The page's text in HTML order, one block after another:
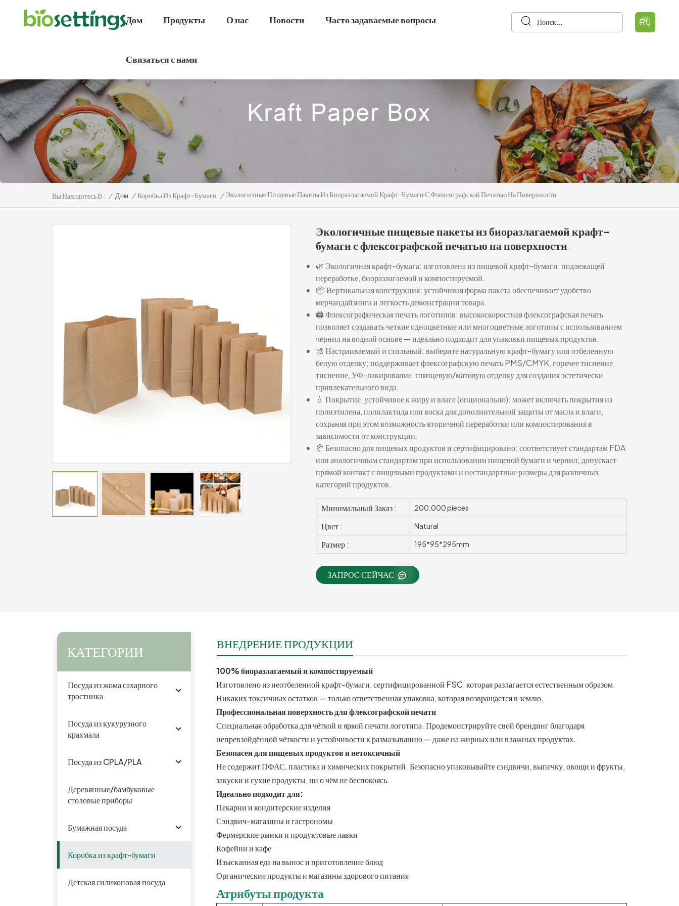
Дом Продукты О нас Новости Часто задаваемые вопросы
Связаться с нами
RU
Вы Находитесь В : / Дом / Коробка Из Крафт-Бумаги / Экологичные Пищевые Пакеты Из Биоразлагаемой Крафт-Бумаги С Флексографской Печатью На Поверхности
Экологичные пищевые пакеты из биоразлагаемой крафт-
бумаги с флексографской печатью на поверхности
🌿 Экологичная крафт-бумага: изготовлена из пищевой крафт-бумаги, подлежащей
переработке, биоразлагаемой и компостируемой.
📦 Вертикальная конструкция: устойчивая форма пакета обеспечивает удобство
мерчандайзинга и легкость демонстрации товара.
🖨️ Флексографическая печать логотипов: высокоскоростная флексографская печать
позволяет создавать четкие одноцветные или многоцветные логотипы с использованием
чернил на водной основе — идеально подходит для упаковки пищевых продуктов.
🎨 Настраиваемый и стильный: выберите натуральную крафт-бумагу или отбеленную
белую отделку; поддерживает флексографскую печать PMS/CMYK, горячее тиснение,
тиснение, УФ-лакирование, глянцевую/матовую отделку для создания эстетически
привлекательного вида.
💧 Покрытие, устойчивое к жиру и влаге (опционально): может включать покрытия из
полиэтилена, полилактида или воска для дополнительной защиты от масла и влаги,
сохраняя при этом возможность вторичной переработки или компостирования в
зависимости от конструкции.
🥐 Безопасно для пищевых продуктов и сертифицировано: соответствует стандартам FDA
или аналогичным стандартам при использовании пищевой бумаги и чернил; допускает
прямой контакт с пищевыми продуктами и нестандартные размеры для различных
категорий продуктов.
Минимальный Заказ : 200,000 pieces
Цвет : Natural
Размер : 195*95*295mm
ЗАПРОС СЕЙЧАС
ВНЕДРЕНИЕ ПРОДУКЦИИ
100% биоразлагаемый и компостируемый
Изготовлено из неотбеленной крафт-бумаги, сертифицированной FSC, которая разлагается естественным образом.
Никаких токсичных остатков — только ответственная упаковка, которая возвращается в землю.
Профессиональная поверхность для флексографской печати
Специальная обработка для чёткой и яркой печати логотипа. Продемонстрируйте свой брендинг благодаря
непревзойдённой чёткости и устойчивости к размазыванию — даже на жирных или влажных продуктах.
Безопасен для пищевых продуктов и нетоксичный
Не содержит ПФАС, пластика и химических покрытий. Безопасно упаковывайте сэндвичи, выпечку, овощи и фрукты,
закуски и сухие продукты, ни о чём не беспокоясь.
Идеально подходит для:
Пекарни и кондитерские изделия
Сэндвич-магазины и гастрономы
Фермерские рынки и продуктовые лавки
Кофейни и кафе
Изысканная еда на вынос и приготовление блюд
Органические продукты и магазины здорового питания
Атрибуты продукта
КАТЕГОРИИ
Посуда из жома сахарного
тростника
Посуда из кукурузного
крахмала
Посуда из CPLA/PLA
Деревянные/бамбуковые
столовые приборы
Бумажная посуда
Коробка из крафт-бумаги
Детская силиконовая посуда